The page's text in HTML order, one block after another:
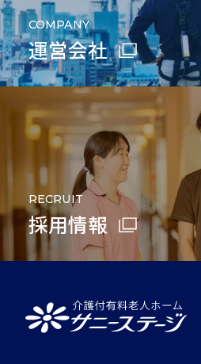
COMPANY
運営会社
RECRUIT
採用情報